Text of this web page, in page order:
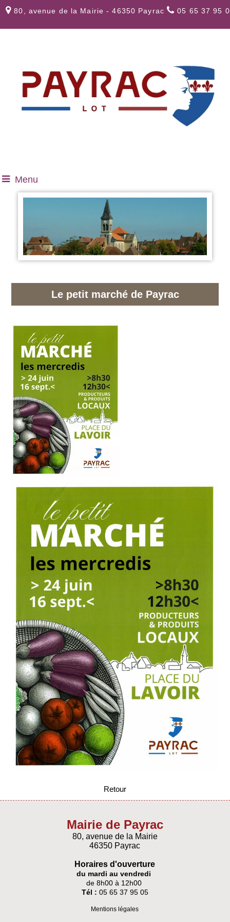
80, avenue de la Mairie - 46350 Payrac 05 65 37 95
Menu
Le petit marché de Payrac
Retour
Mairie de Payrac
80, avenue de la Mairie
46350 Payrac
Horaires d'ouverture
du mardi au vendredi
de 8h00 à 12h00
Tél : 05 65 37 95 05
Mentions légales